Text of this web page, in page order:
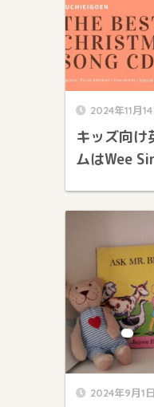
2024年11月
キッズ向け
ムはWee
2024年9月1日